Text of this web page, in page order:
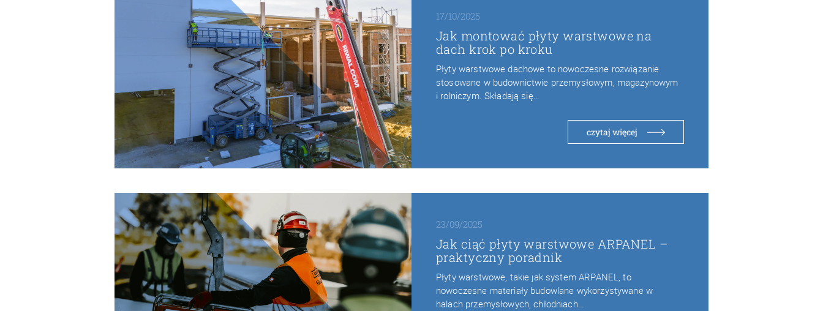
17/10/2025
Jak montować płyty warstwowe na
dach krok po kroku
Płyty warstwowe dachowe to nowoczesne rozwiązanie
stosowane w budownictwie przemysłowym, magazynowym
i rolniczym. Składają się…
czytaj więcej
23/09/2025
Jak ciąć płyty warstwowe ARPANEL –
praktyczny poradnik
Płyty warstwowe, takie jak system ARPANEL, to
nowoczesne materiały budowlane wykorzystywane w
halach przemysłowych, chłodniach…